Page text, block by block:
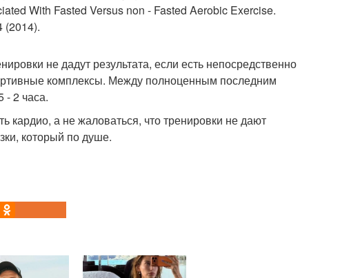
With Fasted Versus non - Fasted Aerobic Exercise.
(2014).
не дадут результата, если есть непосредственно
комплексы. Между полноценным последним
- 2 часа.
кардио, а не жаловаться, что тренировки не дают
который по душе.